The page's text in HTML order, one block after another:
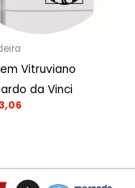
Vitruviano
da Vinci